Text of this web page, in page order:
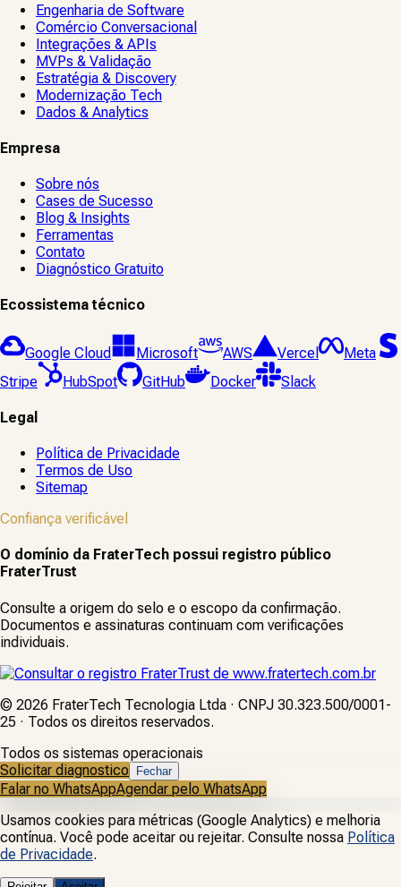
Engenharia de Software
Comércio Conversacional
Integrações & APIs
MVPs & Validação
Estratégia & Discovery
Modernização Tech
Dados & Analytics
Empresa
Sobre nós
Cases de Sucesso
Blog & Insights
Ferramentas
Contato
Diagnóstico Gratuito
Ecossistema técnico
Google Cloud Microsoft AWS Vercel
Meta
Stripe
HubSpot GitHub Docker Slack
Legal
Política de Privacidade
Termos de Uso
Sitemap
Confiança verificável
O domínio da FraterTech possui registro público
FraterTrust
Consulte a origem do selo e o escopo da confirmação.
Documentos e assinaturas continuam com verificações
individuais.
© 2026 FraterTech Tecnologia Ltda · CNPJ 30.323.500/0001-
25 · Todos os direitos reservados.
Todos os sistemas operacionais
Solicitar diagnostico Fechar
Falar no WhatsAppAgendar pelo WhatsApp
Usamos cookies para métricas (Google Analytics) e melhoria
contínua. Você pode aceitar ou rejeitar. Consulte nossa Política
de Privacidade.